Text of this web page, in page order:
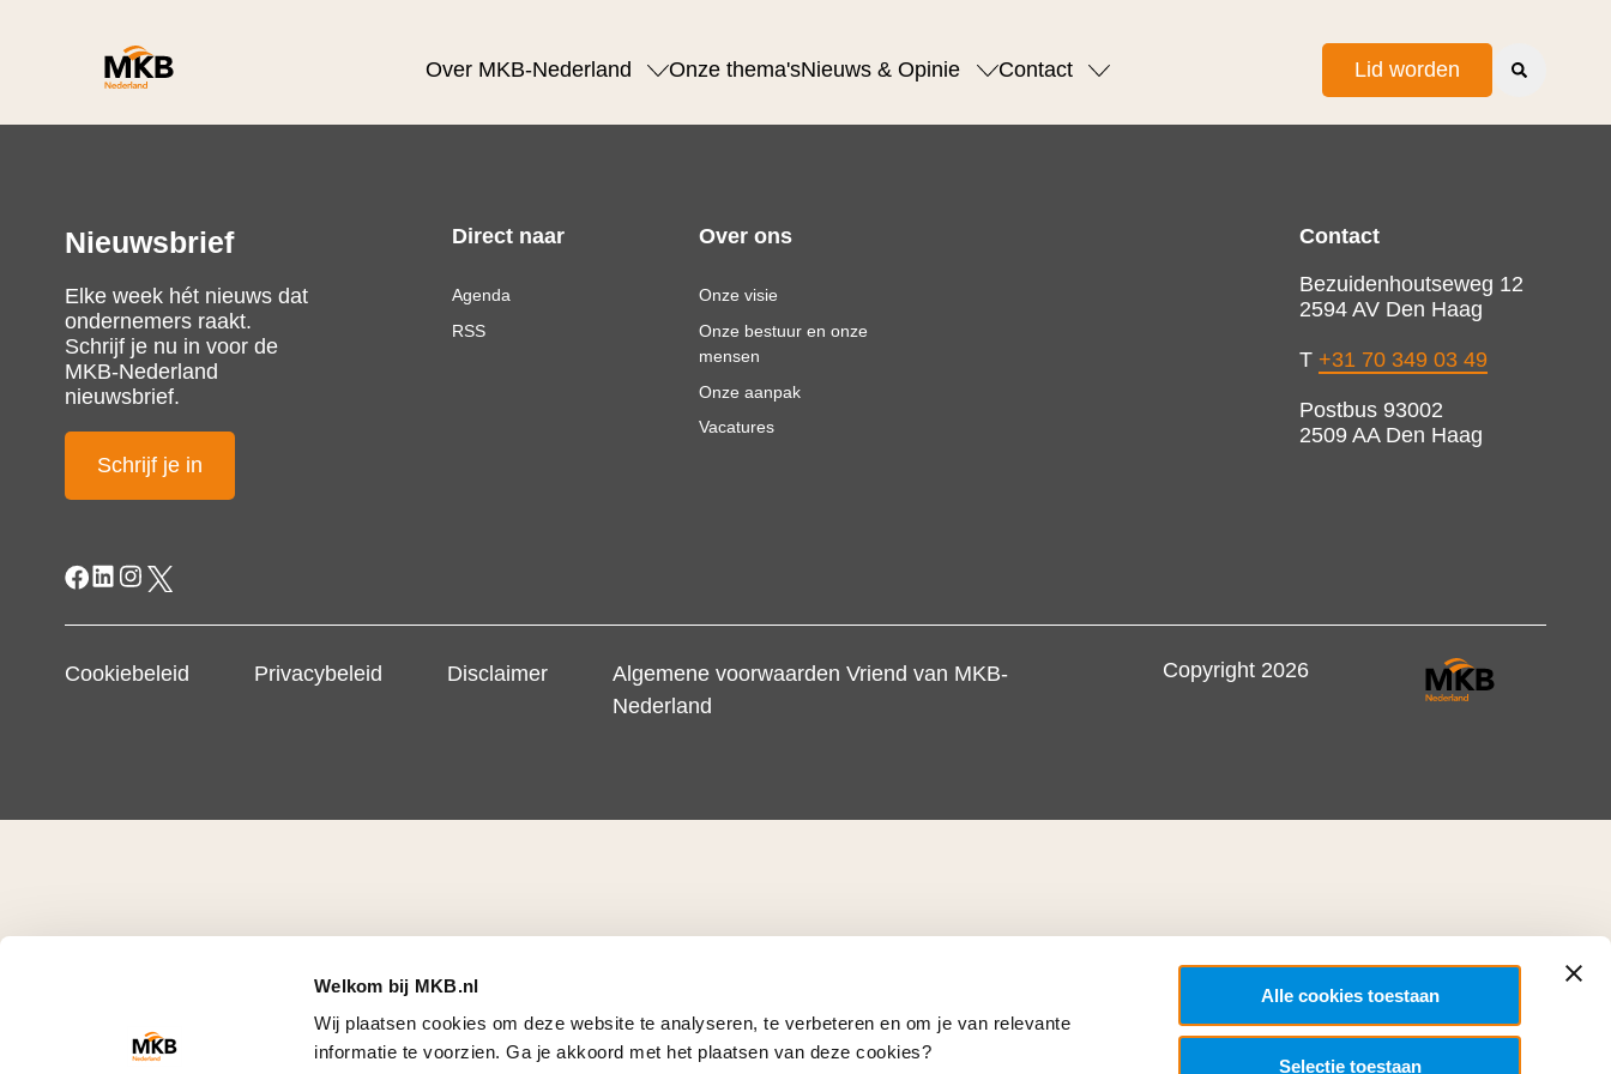
Welkom bij MKB.nl
Wij plaatsen cookies om deze website te analyseren, te verbeteren en om je van relevante
informatie te voorzien. Ga je akkoord met het plaatsen van deze cookies?
Alle cookies toestaan
Selectie toestaan
Over MKB-Nederland Onze thema'sNieuws & Opinie Contact Lid worden
Nieuwsbrief
Elke week hét nieuws dat
ondernemers raakt.
Schrijf je nu in voor de
MKB-Nederland
nieuwsbrief.
Schrijf je in
Direct naar
Agenda
RSS
Over ons
Onze visie
Onze bestuur en onze
mensen
Onze aanpak
Vacatures
Contact
Bezuidenhoutseweg 12
2594 AV Den Haag
T +31 70 349 03 49
Postbus 93002
2509 AA Den Haag
Cookiebeleid Privacybeleid Disclaimer
Algemene voorwaarden Vriend van MKB-
Nederland
Copyright 2026